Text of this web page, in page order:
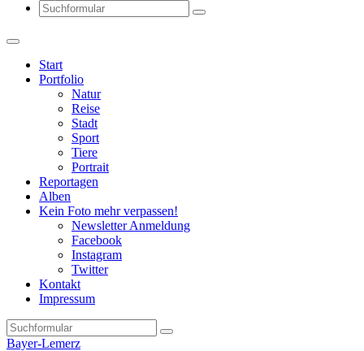
Search
Start
Portfolio
Natur
Reise
Stadt
Sport
Tiere
Portrait
Reportagen
Alben
Kein Foto mehr verpassen!
Newsletter Anmeldung
Facebook
Instagram
Twitter
Kontakt
Impressum
Search
Bayer-Lemerz